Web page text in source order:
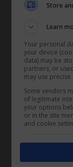
D’altra
e la
Le politiche
essere
È cruciale
privacy dei
Riuscire a
Store
Learn
Your personal
your device
data) may be
partners, or
may use
Some vendors
of legitimate
your options
or in the site
and cookie